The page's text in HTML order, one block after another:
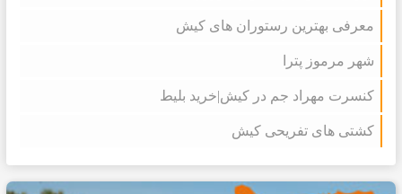
معرفی بهترین رستوران های کیش
شهر مرموز پترا
کنسرت مهراد جم در کیش|خرید بلیط
کشتی های تفریحی کیش